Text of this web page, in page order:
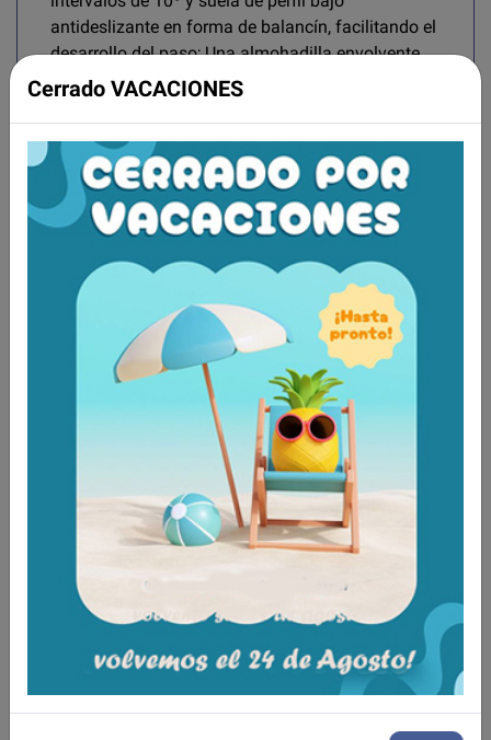
antideslizante en forma de balancín, facilitando el
desarrollo del paso; Una almohadilla envolvente
de material transpirable para pierna, tobillo y pie,
contacto con el miembro para una mayor eficacia
en el efecto de contención; Cinchas de sujeción
para completar la adaptación del miembro a la
órtesis, inmovilizando el mismo.Se suministra con
almohadillas protectoras y dos placas de
protección (tibial – anterior y de pantorrilla -
Color: negro
EFECTOS:
Inmovilización de la articulación incluyendo
tobillo, pie y pantorrilla. Requerimiento a ángulos
específicos de flexión plantar o dorsal.
Esguinces y lesiones ligamentosas del
Heridas en el pie incluyendo las post-
quirúrgicas.Tendinitis de Aquiles.Fracturas no
Aún no existen valoraciones para este
Cerrado VACACIONES